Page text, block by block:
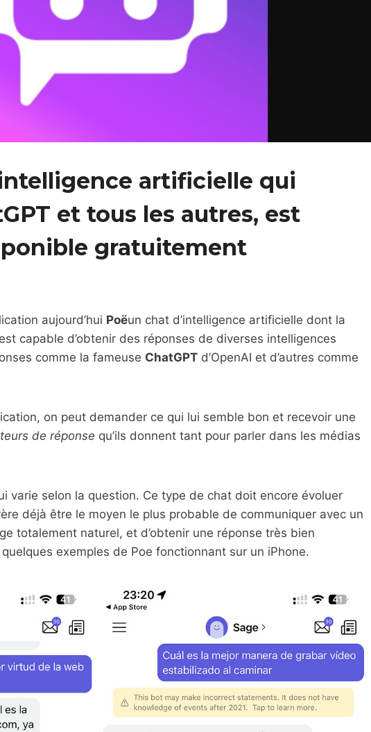
artificielle qui
et tous les autres, est
gratuitement
aujourd’hui Poëun chat d’intelligence artificielle dont la
capable d’obtenir des réponses de diverses intelligences
comme la fameuse ChatGPT d’OpenAI et d’autres comme
on peut demander ce qui lui semble bon et recevoir une
de réponse qu’ils donnent tant pour parler dans les médias
varie selon la question. Ce type de chat doit encore évoluer
déjà être le moyen le plus probable de communiquer avec un
totalement naturel, et d’obtenir une réponse très bien
exemples de Poe fonctionnant sur un iPhone.